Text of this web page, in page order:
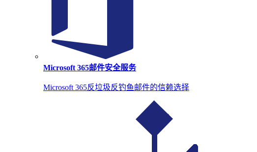
Microsoft 365邮件安全服务
Microsoft 365反垃圾反钓鱼邮件的信赖选择